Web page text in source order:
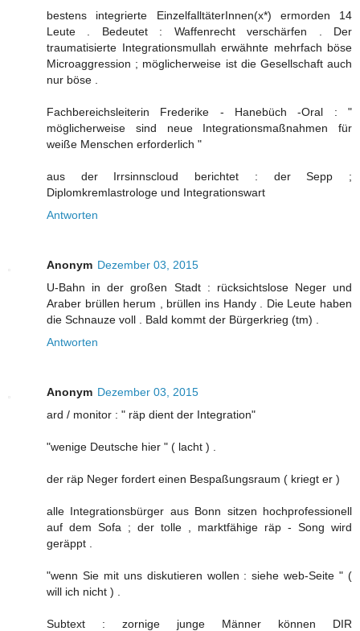
bestens integrierte EinzelfalltäterInnen(x*) ermorden 14
Leute . Bedeutet : Waffenrecht verschärfen . Der
traumatisierte Integrationsmullah erwähnte mehrfach böse
Microaggression ; möglicherweise ist die Gesellschaft auch
nur böse .
Fachbereichsleiterin Frederike - Hanebüch -Oral : "
möglicherweise sind neue Integrationsmaßnahmen für
weiße Menschen erforderlich "
aus der Irrsinnscloud berichtet : der Sepp ;
Diplomkremlastrologe und Integrationswart
Antworten
Anonym Dezember 03, 2015
U-Bahn in der großen Stadt : rücksichtslose Neger und
Araber brüllen herum , brüllen ins Handy . Die Leute haben
die Schnauze voll . Bald kommt der Bürgerkrieg (tm) .
Antworten
Anonym Dezember 03, 2015
ard / monitor : " räp dient der Integration"
"wenige Deutsche hier " ( lacht ) .
der räp Neger fordert einen Bespaßungsraum ( kriegt er )
alle Integrationsbürger aus Bonn sitzen hochprofessionell
auf dem Sofa ; der tolle , marktfähige räp - Song wird
geräppt .
"wenn Sie mit uns diskutieren wollen : siehe web-Seite " (
will ich nicht ) .
Subtext : zornige junge Männer können DIR